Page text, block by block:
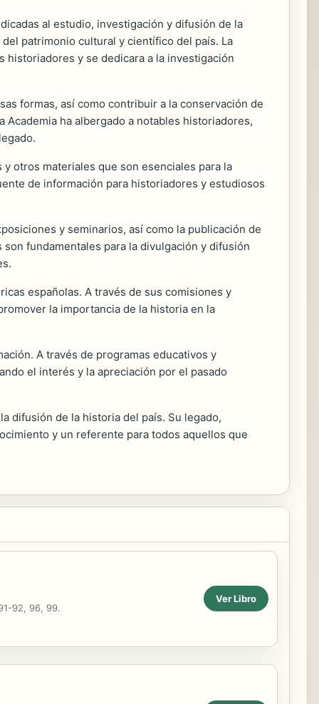
al estudio, investigación y difusión de la
patrimonio cultural y científico del país. La
historiadores y se dedicara a la investigación
formas, así como contribuir a la conservación de
ha albergado a notables historiadores,
otros materiales que son esenciales para la
de información para historiadores y estudiosos
y seminarios, así como la publicación de
fundamentales para la divulgación y difusión
españolas. A través de sus comisiones y
la importancia de la historia en la
A través de programas educativos y
el interés y la apreciación por el pasado
difusión de la historia del país. Su legado,
y un referente para todos aquellos que
92, 96, 99.
Ver Libro